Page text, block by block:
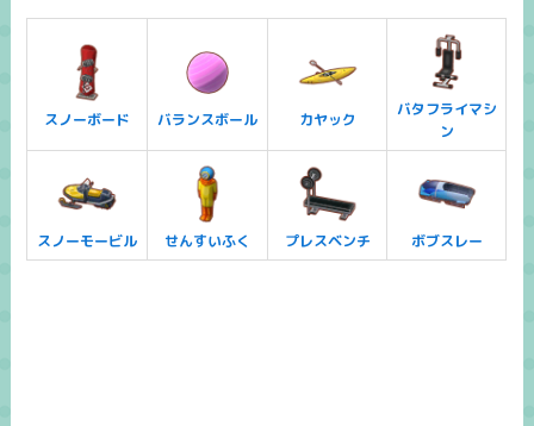
スノーボード バランスボール カヤック
バタフライマシ
ン
スノーモービル せんすいふく プレスベンチ ボブスレー